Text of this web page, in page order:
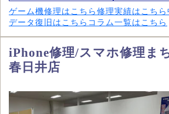
ゲーム機修理はこちら 修理実績はこちら
データ復旧はこちら コラム一覧はこちら
iPhone修理/スマホ修理ま
春日井店